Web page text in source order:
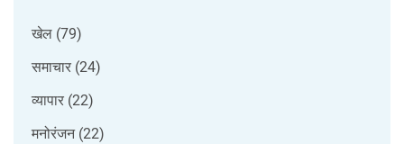
खेल (79)
समाचार (24)
व्यापार (22)
मनोरंजन (22)